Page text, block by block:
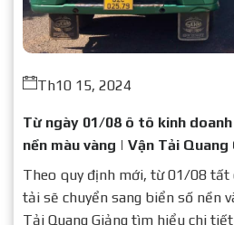
Th10 15, 2024
Từ ngày 01/08 ô tô kinh
nền màu vàng | Vận Tải Quang
Theo quy định mới, từ 01/08 tất
tải sẽ chuyển sang biển số nền
Tải Quang Giảng tìm hiểu chi